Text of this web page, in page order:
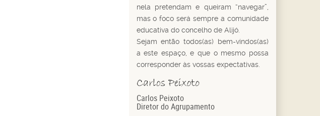
nela pretendam e queiram “navegar”,
mas o foco será sempre a comunidade
educativa do concelho de Alijó.
Sejam então todos(as) bem-vindos(as)
a este espaço, e que o mesmo possa
corresponder às vossas expectativas.
Carlos Peixoto
Diretor do Agrupamento